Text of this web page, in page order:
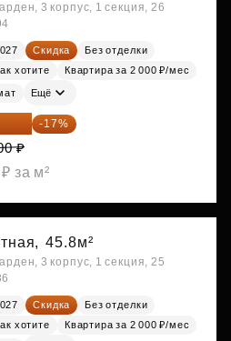
3 корпус, 1 секция, 26
Скидка
Без отделки
хотите
Квартира за 2 000 ₽/мес
Ещё
₽ -17%
₽
за м²
45.8м²
3 корпус, 1 секция, 25
Скидка
Без отделки
хотите
Квартира за 2 000 ₽/мес